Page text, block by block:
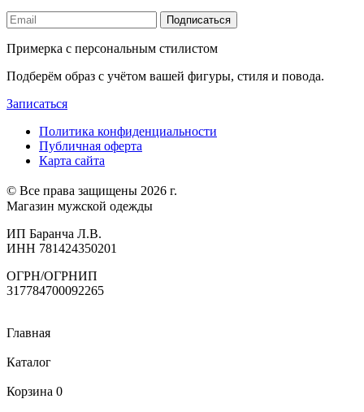
Подписаться
Примерка с персональным стилистом
Подберём образ с учётом вашей фигуры, стиля и повода.
Записаться
Политика конфиденциальности
Публичная оферта
Карта сайта
© Все права защищены 2026 г.
Магазин мужской одежды
ИП Баранча Л.В.
ИНН 781424350201
ОГРН/ОГРНИП
317784700092265
Главная
Каталог
Корзина 0